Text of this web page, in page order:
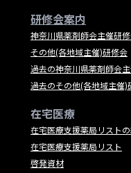
研修会案内
神奈川県薬剤師会主催研
その他(各地域主催)研修会
過去の神奈川県薬剤師会
過去のその他(各地域主催)
在宅医療
在宅医療支援薬局リスト
在宅医療支援薬局リスト
啓発資材